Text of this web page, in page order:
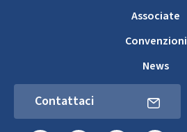
Associate
Convenzioni
News
Contattaci